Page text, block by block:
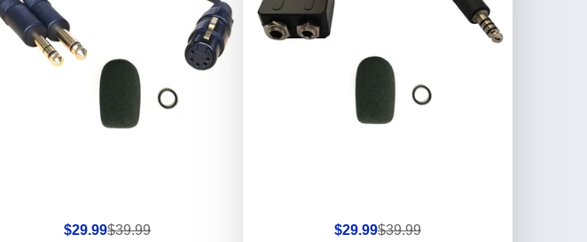
Prix
$29.99Prix
$39.99
Prix
$29.99Prix
$39.99